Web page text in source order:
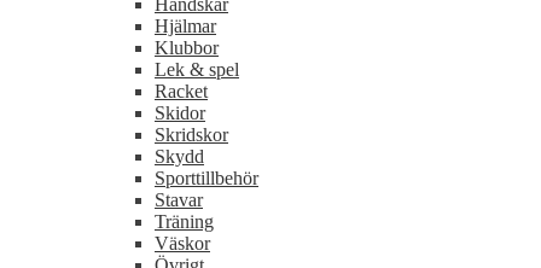
Handskar
Hjälmar
Klubbor
Lek & spel
Racket
Skidor
Skridskor
Skydd
Sporttillbehör
Stavar
Träning
Väskor